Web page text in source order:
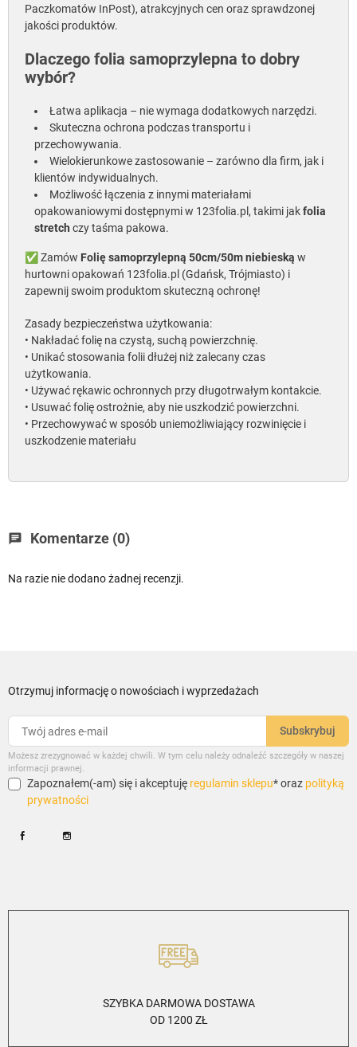
Paczkomatów InPost), atrakcyjnych cen oraz sprawdzonej
jakości produktów.
Dlaczego folia samoprzylepna to dobry
wybór?
Łatwa aplikacja – nie wymaga dodatkowych narzędzi.
Skuteczna ochrona podczas transportu i
przechowywania.
Wielokierunkowe zastosowanie – zarówno dla firm, jak i
klientów indywidualnych.
Możliwość łączenia z innymi materiałami
opakowaniowymi dostępnymi w 123folia.pl, takimi jakfolia
stretch czy taśma pakowa.
✅ Zamów Folię samoprzylepną 50cm/50m niebieską w
hurtowni opakowań 123folia.pl (Gdańsk, Trójmiasto) i
zapewnij swoim produktom skuteczną ochronę!
Zasady bezpieczeństwa użytkowania:
• Nakładać folię na czystą, suchą powierzchnię.
• Unikać stosowania folii dłużej niż zalecany czas
użytkowania.
• Używać rękawic ochronnych przy długotrwałym kontakcie.
• Usuwać folię ostrożnie, aby nie uszkodzić powierzchni.
• Przechowywać w sposób uniemożliwiający rozwinięcie i
uszkodzenie materiału
chat Komentarze (0)
Na razie nie dodano żadnej recenzji.
Otrzymuj informację o nowościach i wyprzedażach
Możesz zrezygnować w każdej chwili. W tym celu należy odnaleźć szczegóły w naszej
informacji prawnej.
Zapoznałem(-am) się i akceptuję regulamin sklepu* oraz polityką
prywatności
SZYBKA DARMOWA DOSTAWA
OD 1200 ZŁ